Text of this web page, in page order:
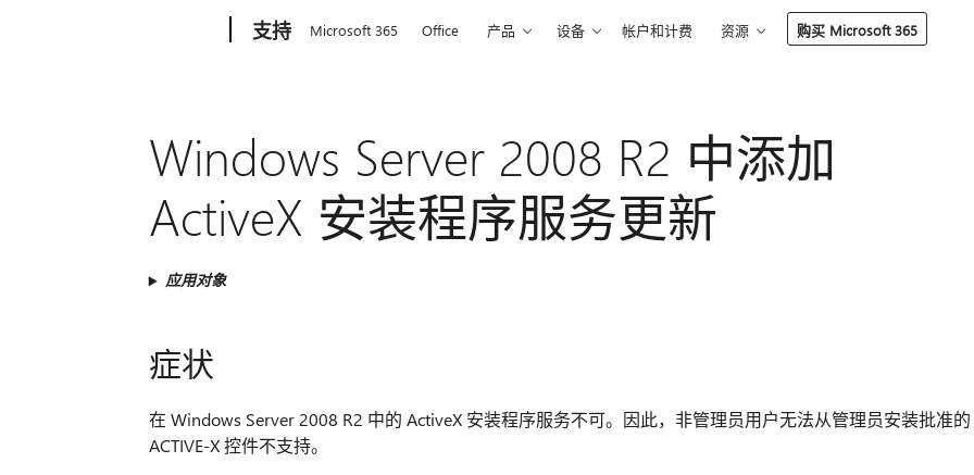
支持 Microsoft 365 Office 产品 设备 帐户和计费 资源 购买 Microsoft 365
Windows Server 2008 R2 中添加
ActiveX 安装程序服务更新
应用对象
症状
在 Windows Server 2008 R2 中的 ActiveX 安装程序服务不可。因此，非管理员用户无法从管理员安装批准的
ACTIVE-X 控件不支持。